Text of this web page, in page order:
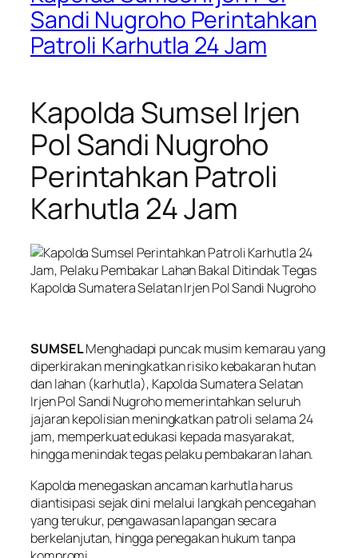
Sandi Nugroho Perintahkan
Patroli Karhutla 24 Jam
Kapolda Sumsel Irjen
Pol Sandi Nugroho
Perintahkan Patroli
Karhutla 24 Jam
Kapolda Sumatera Selatan Irjen Pol Sandi Nugroho
SUMSELMenghadapi puncak musim kemarau yang
diperkirakan meningkatkan risiko kebakaran hutan
dan lahan (karhutla), Kapolda Sumatera Selatan
Irjen Pol Sandi Nugroho memerintahkan seluruh
jajaran kepolisian meningkatkan patroli selama 24
jam, memperkuat edukasi kepada masyarakat,
hingga menindak tegas pelaku pembakaran lahan.
Kapolda menegaskan ancaman karhutla harus
diantisipasi sejak dini melalui langkah pencegahan
yang terukur, pengawasan lapangan secara
berkelanjutan, hingga penegakan hukum tanpa